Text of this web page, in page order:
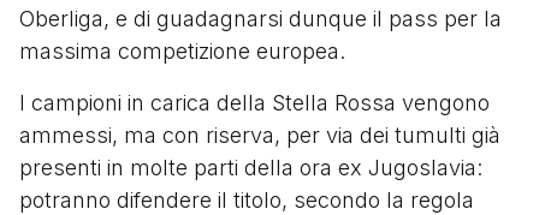
Oberliga, e di guadagnarsi dunque il pass per la
massima competizione europea.
I campioni in carica della Stella Rossa vengono
ammessi, ma con riserva, per via dei tumulti già
presenti in molte parti della ora ex Jugoslavia:
potranno difendere il titolo, secondo la regola